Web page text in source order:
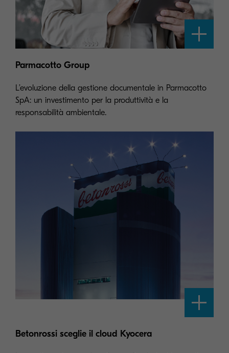
Parmacotto Group
L’evoluzione della gestione documentale in Parmacotto
SpA: un investimento per la produttività e la
responsabilità ambientale.
Betonrossi sceglie il cloud Kyocera